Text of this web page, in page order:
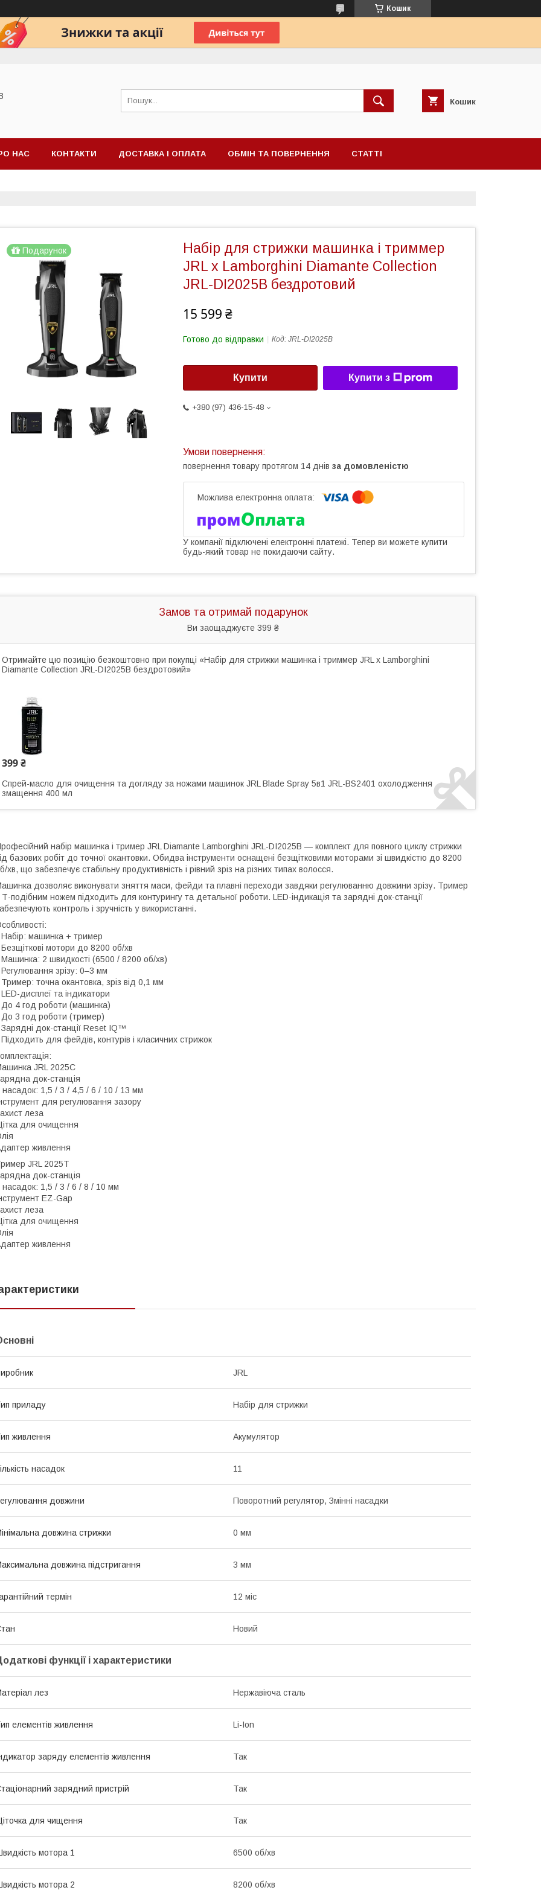
Кошик
Кошик
НАС КОНТАКТИ ДОСТАВКА І ОПЛАТА ОБМІН ТА ПОВЕРНЕННЯ СТАТТІ
Подарунок
Набір для стрижки машинка і триммер
JRL x Lamborghini Diamante Collection
JRL-DI2025B бездротовий
15 599 ₴
Готово до відправки Код: JRL-DI2025B
Купити Купити з
+380 (97) 436-15-48
повернення товару протягом 14 днів за домовленістю
У компанії підключені електронні платежі. Тепер ви можете купити
будь-який товар не покидаючи сайту.
Замов та отримай подарунок
Ви заощаджуєте 399 ₴
Отримайте цю позицію безкоштовно при покупці «Набір для стрижки машинка і триммер JRL x Lamborghini
Diamante Collection JRL-DI2025B бездротовий»
399 ₴
Спрей-масло для очищення та догляду за ножами машинок JRL Blade Spray 5в1 JRL-BS2401 охолодження
змащення 400 мл
набір машинка і тример JRL Diamante Lamborghini JRL-DI2025B — комплект для повного циклу стрижки
базових робіт до точної окантовки. Обидва інструменти оснащені безщітковими моторами зі швидкістю до 8200
хв, що забезпечує стабільну продуктивність і рівний зріз на різних типах волосся.
дозволяє виконувати зняття маси, фейди та плавні переходи завдяки регулюванню довжини зрізу. Тример
Т-подібним ножем підходить для контурингу та детальної роботи. LED-індикація та зарядні док-станції
контроль і зручність у використанні.
Набір: машинка + тример
Безщіткові мотори до 8200 об/хв
Машинка: 2 швидкості (6500 / 8200 об/хв)
Регулювання зрізу: 0–3 мм
Тример: точна окантовка, зріз від 0,1 мм
LED-дисплеї та індикатори
До 4 год роботи (машинка)
До 3 год роботи (тример)
Зарядні док-станції Reset IQ™
Підходить для фейдів, контурів і класичних стрижок
JRL 2025C
док-станція
насадок: 1,5 / 3 / 4,5 / 6 / 10 / 13 мм
для регулювання зазору
леза
для очищення
живлення
JRL 2025T
док-станція
насадок: 1,5 / 3 / 6 / 8 / 10 мм
EZ-Gap
леза
для очищення
живлення
JRL
приладу Набір для стрижки
живлення Акумулятор
насадок 11
довжини Поворотний регулятор, Змінні насадки
довжина стрижки 0 мм
довжина підстригання 3 мм
термін 12 міс
Новий
функції і характеристики
лез Нержавіюча сталь
елементів живлення Li-Ion
заряду елементів живлення Так
зарядний пристрій Так
для чищення Так
мотора 1 6500 об/хв
мотора 2 8200 об/хв